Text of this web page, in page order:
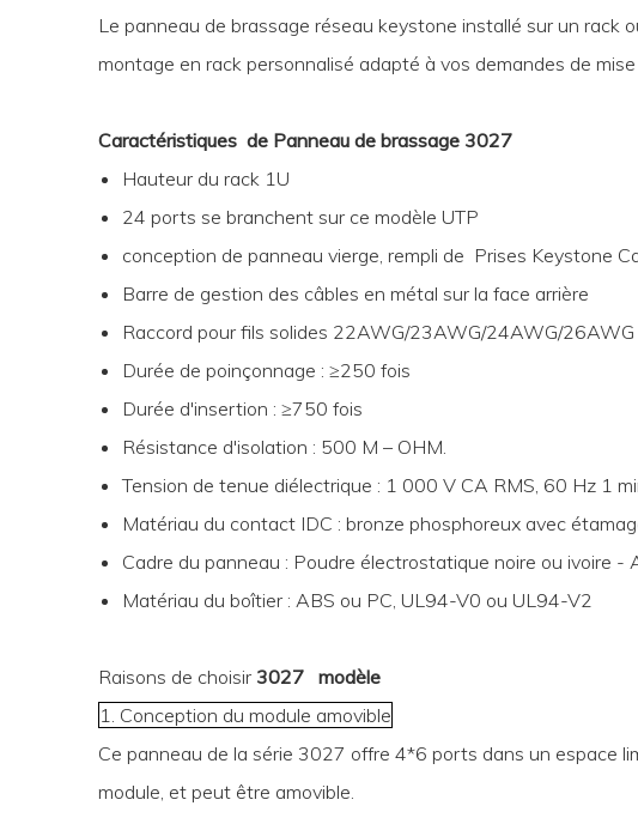
Le panneau de brassage réseau keystone installé sur un
montage en rack personnalisé adapté à vos demandes de
Caractéristiques de Panneau de brassage 3027
Hauteur du rack 1U
24 ports se branchent sur ce modèle UTP
conception de panneau vierge, rempli de Prises Keystone
Barre de gestion des câbles en métal sur la face arrière
Raccord pour fils solides 22AWG/23AWG/24AWG/26AWG
Durée de poinçonnage : ≥250 fois
Durée d'insertion : ≥750 fois
Résistance d'isolation : 500 M – OHM.
Tension de tenue diélectrique : 1 000 V CA RMS, 60 Hz 1
Matériau du contact IDC : bronze phosphoreux avec
Cadre du panneau : Poudre électrostatique noire ou ivoire -
Matériau du boîtier : ABS ou PC, UL94-V0 ou UL94-V2
Raisons de choisir 3027 modèle
1. Conception du module amovible
Ce panneau de la série 3027 offre 4*6 ports dans un espace
module, et peut être amovible.